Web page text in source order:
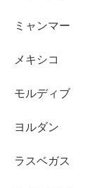
ミャンマー
メキシコ
モルディブ
ヨルダン
ラスベガス